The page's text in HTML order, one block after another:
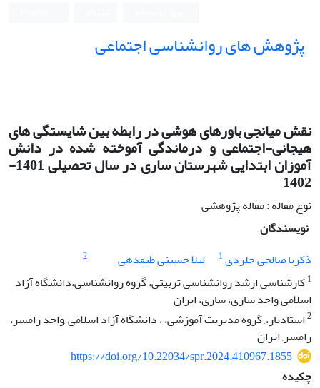
پژوهش های روانشناسی اجتماعی
نقش میانجی باورهای هوشی در رابطه بین شایستگی های
هیجانی-اجتماعی و درماندگی آموخته شده در دانش
آموزان ابتدایی شهرستان ساری در سال تحصیلی 1401-
1402
نوع مقاله : مقاله پژوهشی
نویسندگان
ذکریا صالحی خلردی1 لیلا حسینی طبقدهی
2
1کارشناسی ارشد روانشناسی تربیتی، گروه روانشناسی،دانشگاه آزاد
اسلامی واحد ساری، ساری، ایران
2استادیار،, گروه مدیریت آموزشی، ، دانشگاه آزاد اسلامی ,واحد رامسر،
رامسر, ایران
https://doi.org/10.22034/spr.2024.410967.1855
چکیده